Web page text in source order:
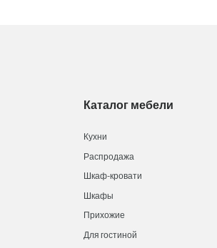
Каталог мебели
Кухни
Распродажа
Шкаф-кровати
Шкафы
Прихожие
Для гостиной